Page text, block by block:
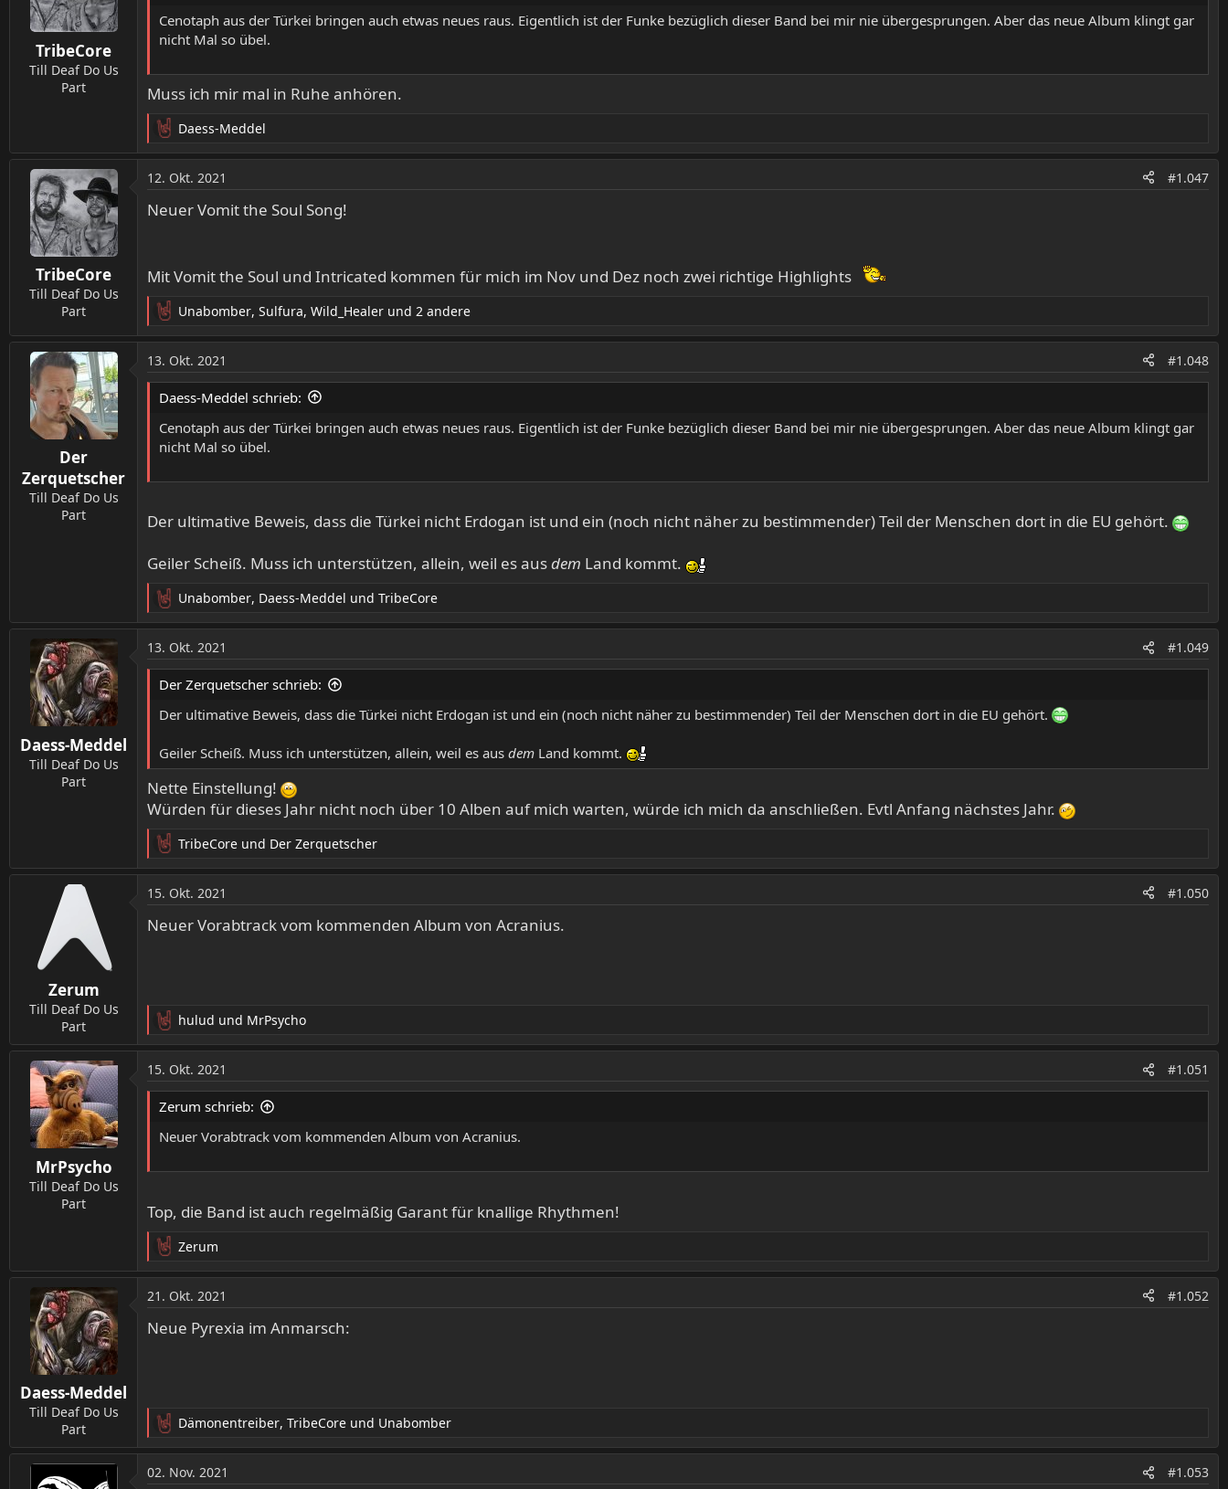
o
e
TribeCore
Till Deaf Do Us
Part
Cenotaph aus der Türkei bringen auch etwas neues raus. Eigentlich ist der Funke bezüglich dieser Band bei mir nie übergesprungen. Aber das neue Album klingt gar
nicht Mal so übel.
Muss ich mir mal in Ruhe anhören.
R
e
a
k
t
e
Daess-Meddel
TribeCore
Till Deaf Do Us
Part
12. Okt. 2021 #1.047
Neuer Vomit the Soul Song!
Mit Vomit the Soul und Intricated kommen für mich im Nov und Dez noch zwei richtige Highlights
R
e
a
k
t
o
e
Unabomber, Sulfura, Wild_Healer und 2 andere
Der
Zerquetscher
Till Deaf Do Us
Part
13. Okt. 2021 #1.048
Daess-Meddel schrieb:
Cenotaph aus der Türkei bringen auch etwas neues raus. Eigentlich ist der Funke bezüglich dieser Band bei mir nie übergesprungen. Aber das neue Album klingt gar
nicht Mal so übel.
Der ultimative Beweis, dass die Türkei nicht Erdogan ist und ein (noch nicht näher zu bestimmender) Teil der Menschen dort in die EU gehört.
Geiler Scheiß. Muss ich unterstützen, allein, weil es ausdem Land kommt.
R
e
a
k
t
o
n
:
Unabomber, Daess-Meddel und TribeCore
Daess-Meddel
Till Deaf Do Us
Part
13. Okt. 2021 #1.049
Der Zerquetscher schrieb:
Der ultimative Beweis, dass die Türkei nicht Erdogan ist und ein (noch nicht näher zu bestimmender) Teil der Menschen dort in die EU gehört.
Geiler Scheiß. Muss ich unterstützen, allein, weil es aus dem Land kommt.
Nette Einstellung!
Würden für dieses Jahr nicht noch über 10 Alben auf mich warten, würde ich mich da anschließen. Evtl Anfang nächstes Jahr.
R
e
a
k
t
TribeCore und Der Zerquetscher
Zerum
Till Deaf Do Us
Part
15. Okt. 2021 #1.050
Neuer Vorabtrack vom kommenden Album von Acranius.
R
e
a
k
t
o
hulud und MrPsycho
MrPsycho
Till Deaf Do Us
Part
15. Okt. 2021 #1.051
Zerum schrieb:
Neuer Vorabtrack vom kommenden Album von Acranius.
Top, die Band ist auch regelmäßig Garant für knallige Rhythmen!
R
e
a
k
t
Zerum
Daess-Meddel
Till Deaf Do Us
Part
21. Okt. 2021 #1.052
Neue Pyrexia im Anmarsch:
R
e
a
k
Dämonentreiber, TribeCore und Unabomber
02. Nov. 2021 #1.053